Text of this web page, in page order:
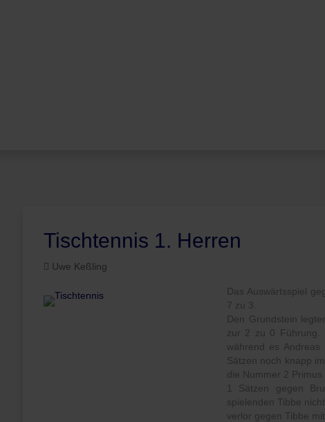
Tischtennis 1. Herren
Uwe Keßling
Das Auswärtsspiel
7 zu 3.
Den Grundstein
zur 2 zu 0 Führung.
während es
Sätzen noch knapp
die Nummer 2
1 Sätzen gegen
spielenden Tibbe
verlor gegen Tibbe